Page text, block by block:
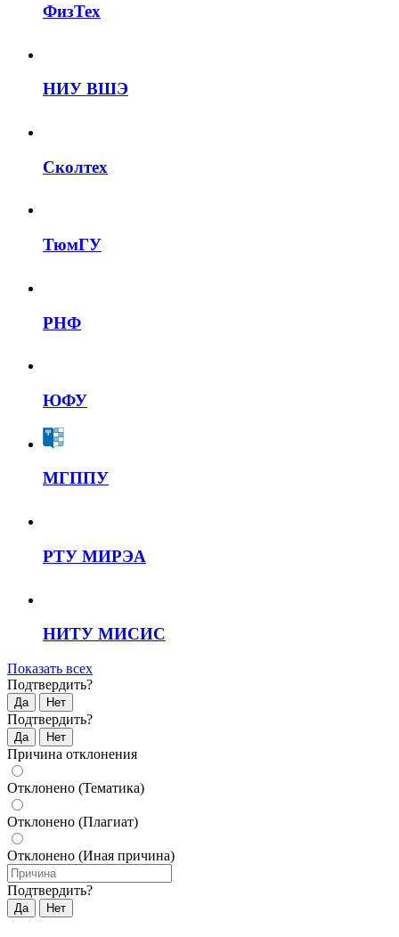
ФизТех
НИУ ВШЭ
Сколтех
ТюмГУ
РНФ
ЮФУ
МГППУ
РТУ МИРЭА
НИТУ МИСИС
Показать всех
Подтвердить?
Да Нет
Подтвердить?
Да Нет
Причина отклонения
Отклонено (Тематика)
Отклонено (Плагиат)
Отклонено (Иная причина)
Подтвердить?
Да Нет